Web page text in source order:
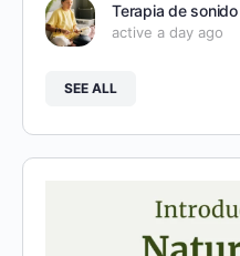
Terapia de sonido
active a day ago
SEE ALL